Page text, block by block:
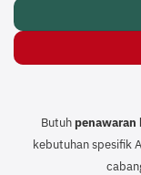
Butuh penawaran
kebutuhan spesifik